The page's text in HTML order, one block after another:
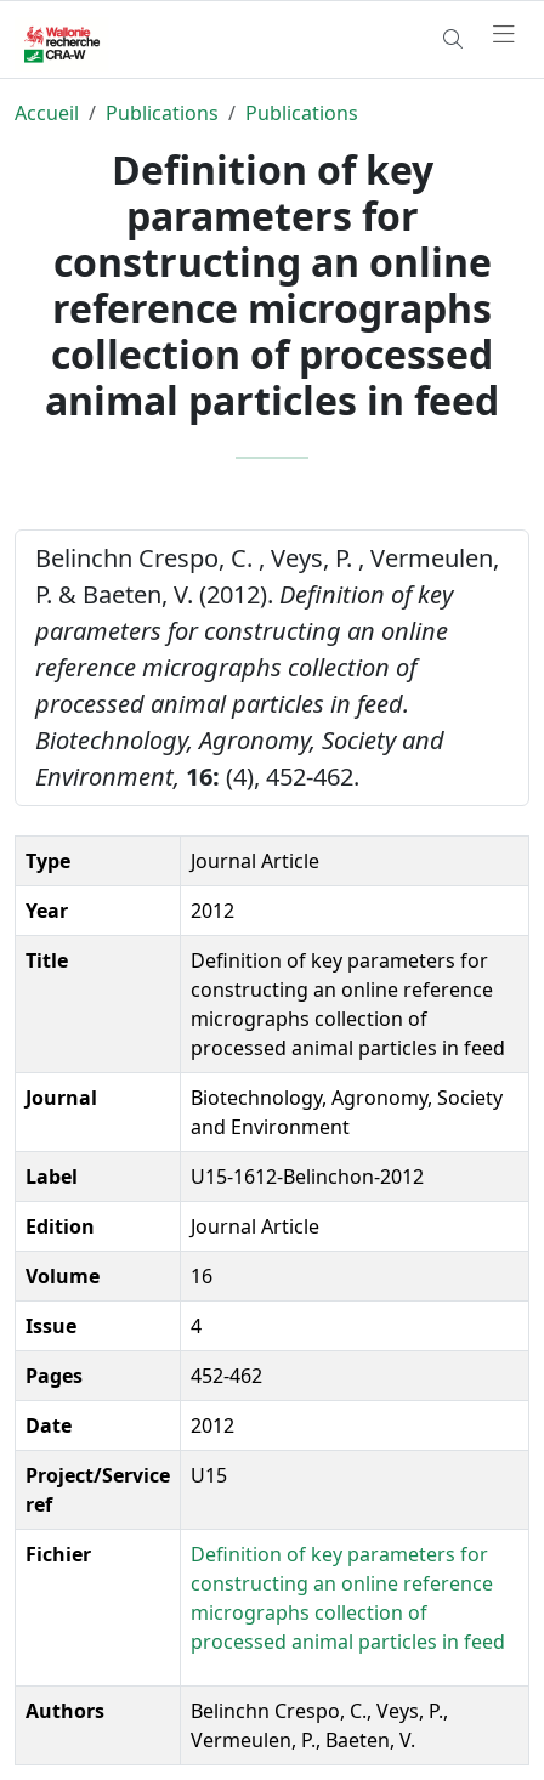
Accueil Publications Publications
Definition of key
parameters for
constructing an online
reference micrographs
collection of processed
animal particles in feed
Belinchn Crespo, C. , Veys, P. , Vermeulen,
P. & Baeten, V. (2012). Definition of key
parameters for constructing an online
reference micrographs collection of
processed animal particles in feed.
Biotechnology, Agronomy, Society and
Environment, 16: (4), 452-462.
Type
Journal Article
Year
2012
Title
Definition of key parameters for
constructing an online reference
micrographs collection of
processed animal particles in feed
Journal
Biotechnology, Agronomy, Society
and Environment
Label
U15-1612-Belinchon-2012
Edition
Journal Article
Volume
16
Issue
4
Pages
452-462
Date
2012
Project/Service
ref
U15
Fichier
Definition of key parameters for
constructing an online reference
micrographs collection of
processed animal particles in feed
Authors
Belinchn Crespo, C., Veys, P.,
Vermeulen, P., Baeten, V.